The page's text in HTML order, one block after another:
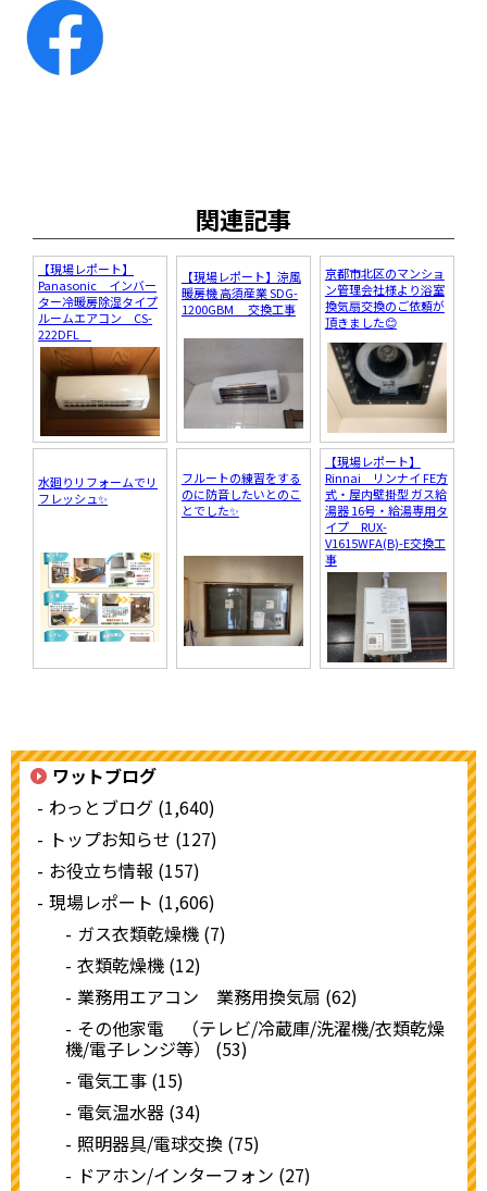
関連記事
【現場レポート】
Panasonic インバー
ター冷暖房除湿タイプ
ルームエアコン CS-
222DFL
【現場レポート】涼風
暖房機 高須産業 SDG-
1200GBM 交換工事
京都市北区のマンショ
ン管理会社様より浴室
換気扇交換のご依頼が
頂きました😊
水廻りリフォームでリ
フレッシュ✨
フルートの練習をする
のに防音したいとのこ
とでした✨
【現場レポート】
Rinnai リンナイ FE方
式・屋内壁掛型 ガス給
湯器 16号・給湯専用タ
イプ RUX-
V1615WFA(B)-E交換工
事
ワットブログ
わっとブログ (1,640)
トップお知らせ (127)
お役立ち情報 (157)
現場レポート (1,606)
ガス衣類乾燥機 (7)
衣類乾燥機 (12)
業務用エアコン 業務用換気扇 (62)
その他家電 （テレビ/冷蔵庫/洗濯機/衣類乾燥
機/電子レンジ等） (53)
電気工事 (15)
電気温水器 (34)
照明器具/電球交換 (75)
ドアホン/インターフォン (27)